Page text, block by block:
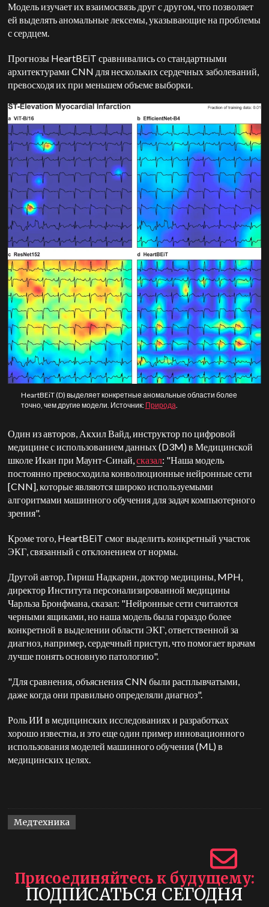
Модель изучает их взаимосвязь друг с другом, что позволяет
ей выделять аномальные лексемы, указывающие на проблемы
с сердцем.
Прогнозы HeartBEiT сравнивались со стандартными
архитектурами CNN для нескольких сердечных заболеваний,
превосходя их при меньшем объеме выборки.
HeartBEiT (D) выделяет конкретные аномальные области более
точно, чем другие модели. Источник: Природа.
Один из авторов, Акхил Вайд, инструктор по цифровой
медицине с использованием данных (D3M) в Медицинской
школе Икан при Маунт-Синай,сказал: "Наша модель
постоянно превосходила конволюционные нейронные сети
[CNN], которые являются широко используемыми
алгоритмами машинного обучения для задач компьютерного
зрения".
Кроме того, HeartBEiT смог выделить конкретный участок
ЭКГ, связанный с отклонением от нормы.
Другой автор, Гириш Надкарни, доктор медицины, MPH,
директор Института персонализированной медицины
Чарльза Бронфмана, сказал: "Нейронные сети считаются
черными ящиками, но наша модель была гораздо более
конкретной в выделении области ЭКГ, ответственной за
диагноз, например, сердечный приступ, что помогает врачам
лучше понять основную патологию".
"Для сравнения, объяснения CNN были расплывчатыми,
даже когда они правильно определяли диагноз".
Роль ИИ в медицинских исследованиях и разработках
хорошо известна, и это еще один пример инновационного
использования моделей машинного обучения (ML) в
медицинских целях.
Медтехника
Присоединяйтесь к будущему
ПОДПИСАТЬСЯ СЕГОДНЯ